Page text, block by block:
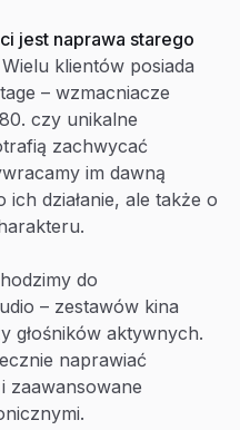
jest naprawa starego
Wielu klientów posiada
– wzmacniacze
czy unikalne
zachwycać
im dawną
działanie, ale także o
do
– zestawów kina
głośników aktywnych.
naprawiać
zaawansowane